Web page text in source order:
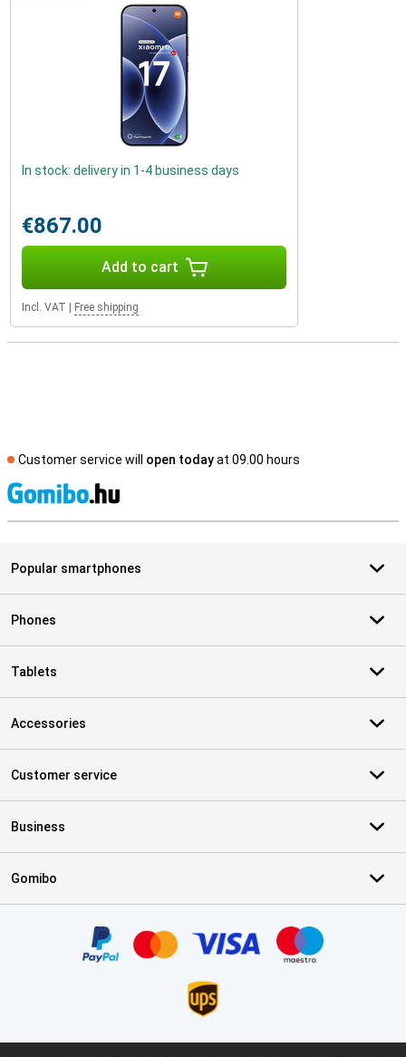
In stock: delivery in 1-4 business days
€867.00
Add to cart
Incl. VAT Free shipping
Customer service will open todayat 09.00 hours
Popular smartphones
Phones
Tablets
Accessories
Customer service
Business
Gomibo